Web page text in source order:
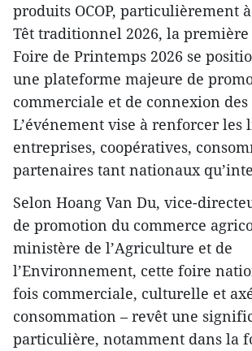
produits OCOP, particulièrement
Têt traditionnel 2026, la
Foire de Printemps 2026 se
une plateforme majeure de
commerciale et de connexion des
L’événement vise à renforcer les
entreprises, coopératives,
partenaires tant nationaux
Selon Hoang Van Du, vice-
de promotion du commerce
ministère de l’Agriculture et de
l’Environnement, cette foire
fois commerciale, culturelle et
consommation – revêt une
particulière, notamment dans la